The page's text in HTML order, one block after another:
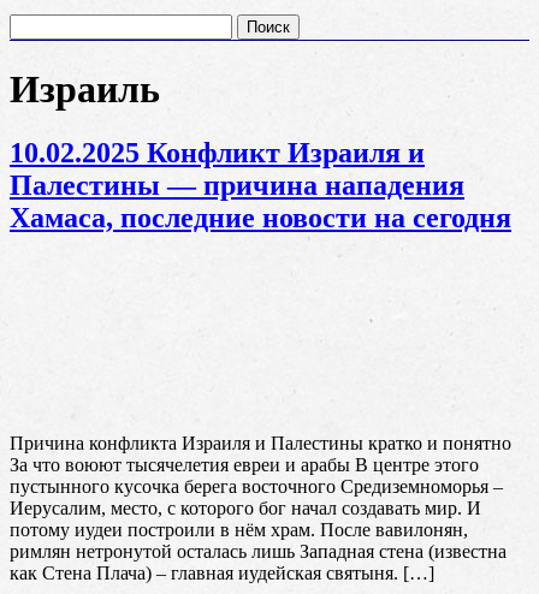
Израиль
10.02.2025 Конфликт Израиля и
Палестины — причина нападения
Хамаса, последние новости на сегодня
Причина конфликта Израиля и Палестины кратко и понятно
За что воюют тысячелетия евреи и арабы В центре этого
пустынного кусочка берега восточного Средиземноморья –
Иерусалим, место, с которого бог начал создавать мир. И
потому иудеи построили в нём храм. После вавилонян,
римлян нетронутой осталась лишь Западная стена (известна
как Стена Плача) – главная иудейская святыня. […]